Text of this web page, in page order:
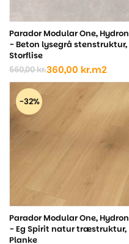
Parador Modular One, Hydron
- Beton lysegrå stenstruktur,
Storflise
560,00kr.
Den
oprindelige
pris
var:
560,00 kr..
360,00 kr.
Den
aktuelle
pris
er:
360,00 kr..
m2
-32%
Parador Modular One, Hydron
- Eg Spirit natur træstruktur,
Planke